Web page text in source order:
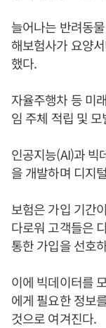
늘어나는 반려동
해보험사가 요양
했다.
자율주행차 등 미
임 주체 적립 및
인공지능(AI)과 빅
을 개발하며 디지
보험은 가입 기간
다로워 고객들은
통한 가입을 선호
이에 빅데이터를
에게 필요한 정보
것으로 여겨진다.